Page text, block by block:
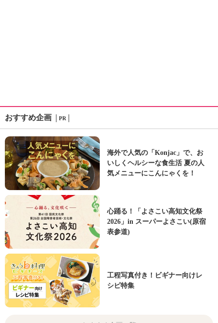
おすすめ企画 PR
海外で人気の「Konjac」で、お
いしくヘルシーな食生活 夏の人
気メニューにこんにゃくを！
心踊る！「よさこい高知文化祭
2026」in スーパーよさこい(原宿
表参道)
工程写真付き！ビギナー向けレ
シピ特集